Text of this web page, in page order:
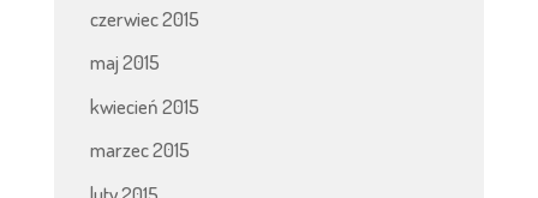
czerwiec 2015
maj 2015
kwiecień 2015
marzec 2015